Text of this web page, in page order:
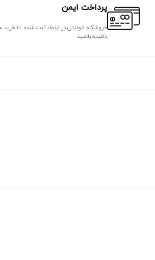
پرداخت ایمن
فروشگاه اتولنتی در اینماد ثبت شده تا
داشته باشید